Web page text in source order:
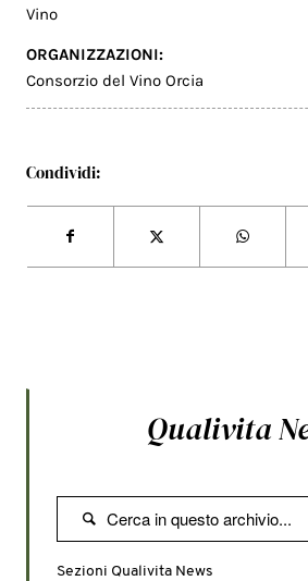
Vino
ORGANIZZAZIONI:
Consorzio del Vino Orcia
Condividi:
Qualivita

Sezioni Qualivita News